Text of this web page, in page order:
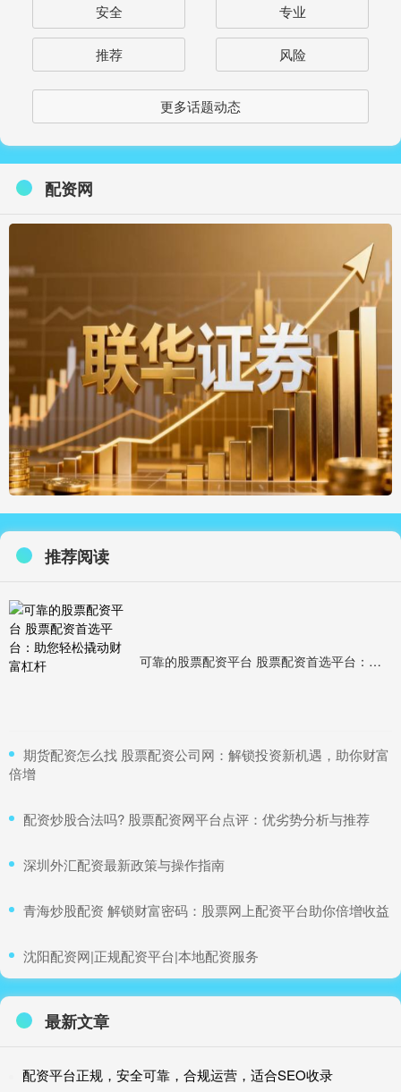
安全 专业
推荐 风险
更多话题动态
配资网
推荐阅读
可靠的股票配资平台 股票配资首选平台：助您轻松撬动财富杠杆
​期货配资怎么找 股票配资公司网：解锁投资新机遇，助你财富
倍增
​配资炒股合法吗? 股票配资网平台点评：优劣势分析与推荐
​深圳外汇配资最新政策与操作指南
​青海炒股配资 解锁财富密码：股票网上配资平台助你倍增收益
​沈阳配资网|正规配资平台|本地配资服务
最新文章
配资平台正规，安全可靠，合规运营，适合SEO收录